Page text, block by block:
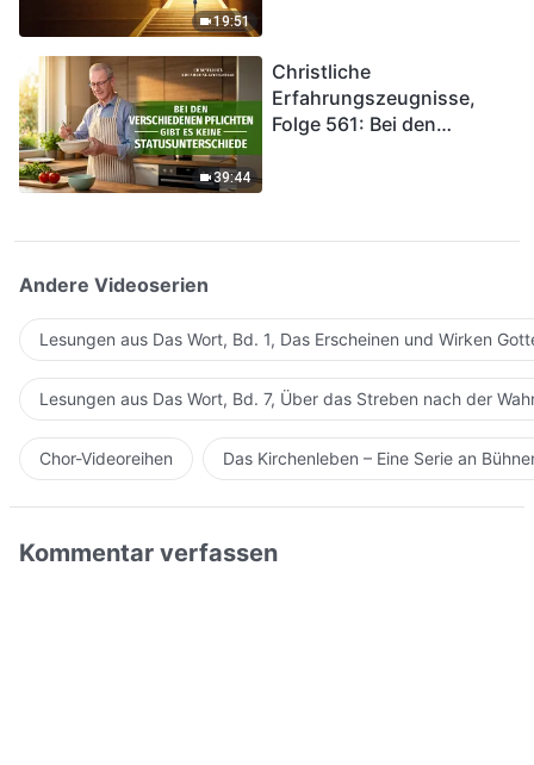
19:51
39:44
Christliche
Erfahrungszeugnisse,
Folge 561: Bei den
Andere Videoserien
Lesungen aus Das Wort, Bd. 1, Das Erscheinen und Wirken
Lesungen aus Das Wort, Bd. 7, Über das Streben nach der
Chor-Videoreihen Das Kirchenleben – Eine Serie an
Kommentar verfassen